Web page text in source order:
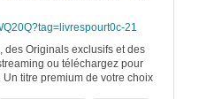
21
des Originals exclusifs et des
ou téléchargez pour
titre premium de votre choix